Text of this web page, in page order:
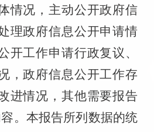
情况，主动公开政府信
理政府信息公开申请情
开工作申请行政复议、
，政府信息公开工作存
进情况，其他需要报告
。本报告所列数据的统